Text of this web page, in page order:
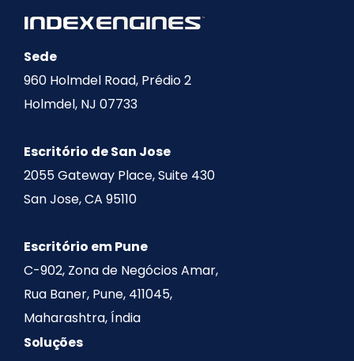
Sede
960 Holmdel Road, Prédio 2
Holmdel, NJ 07733
Escritório de San Jose
2055 Gateway Place, Suite 430
San Jose, CA 95110
Escritório em Pune
C-902, Zona de Negócios Amar,
Rua Baner, Pune, 411045,
Maharashtra, Índia
Soluções